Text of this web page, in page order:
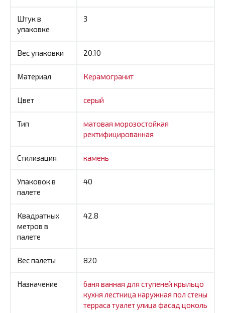
Штук в
упаковке
3
Вес упаковки 20.10
Материал Керамогранит
Цвет серый
Тип матовая морозостойкая
ректифицированная
Стилизация камень
Упаковок в
палете
40
Квадратных
метров в
палете
42.8
Вес палеты 820
Назначение баня ванная для ступеней крыльцо
кухня лестница наружная пол стены
терраса туалетулица фасад цоколь